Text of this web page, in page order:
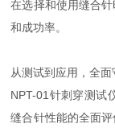
在选择和使用缝合
和成功率。
从测试到应用，全
NPT-01针刺穿测试
缝合针性能的全面